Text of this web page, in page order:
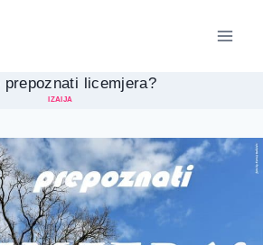
prepoznati licemjera?
IZAIJA